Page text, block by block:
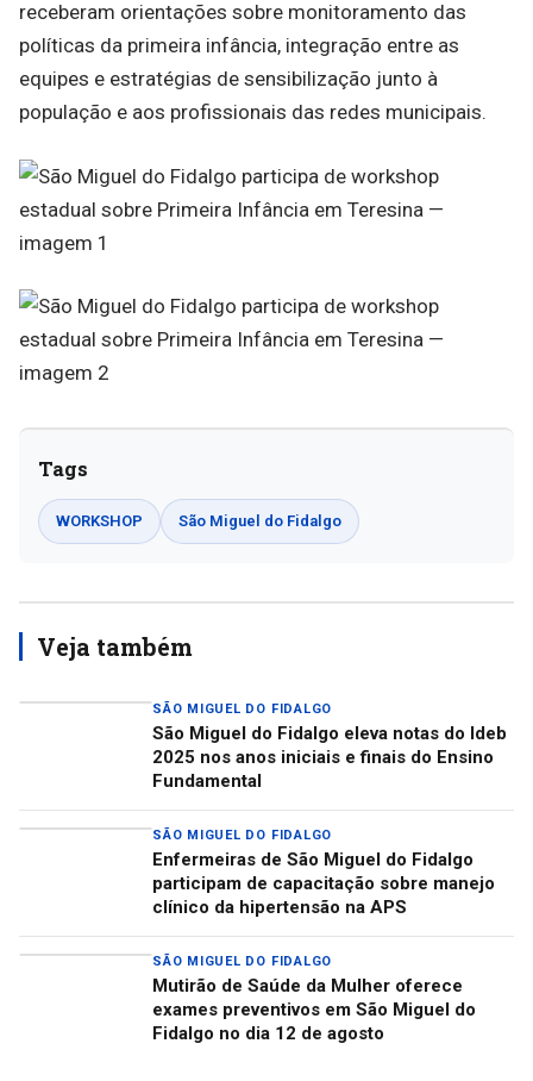
receberam orientações sobre monitoramento das
políticas da primeira infância, integração entre as
equipes e estratégias de sensibilização junto à
população e aos profissionais das redes municipais.
Tags
WORKSHOP São Miguel do Fidalgo
Veja também
SÃO MIGUEL DO FIDALGO
São Miguel do Fidalgo eleva notas do Ideb
2025 nos anos iniciais e finais do Ensino
Fundamental
SÃO MIGUEL DO FIDALGO
Enfermeiras de São Miguel do Fidalgo
participam de capacitação sobre manejo
clínico da hipertensão na APS
SÃO MIGUEL DO FIDALGO
Mutirão de Saúde da Mulher oferece
exames preventivos em São Miguel do
Fidalgo no dia 12 de agosto